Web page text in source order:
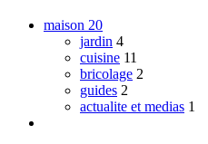
maison 20
jardin 4
cuisine 11
bricolage 2
guides 2
actualite et medias 1